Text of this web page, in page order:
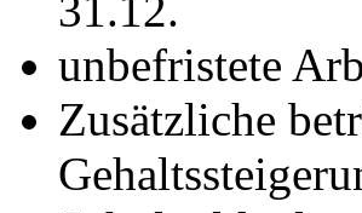
unbefristete
Zusätzliche